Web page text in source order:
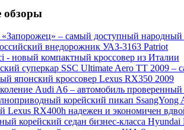
обзоры
– самый доступный
внедорожник УАЗ-3163 Patriot
- новый компактный кроссовер из Италии
суперкар SSC Ultimate Aero TT 2009 –
японский кроссовер Lexus RX350 2009
Audi A6 – автомобиль
корейский пикап SsangYong
Lexus RX400h надежен и экономичен
корейский седан бизнес-класса Hyundai